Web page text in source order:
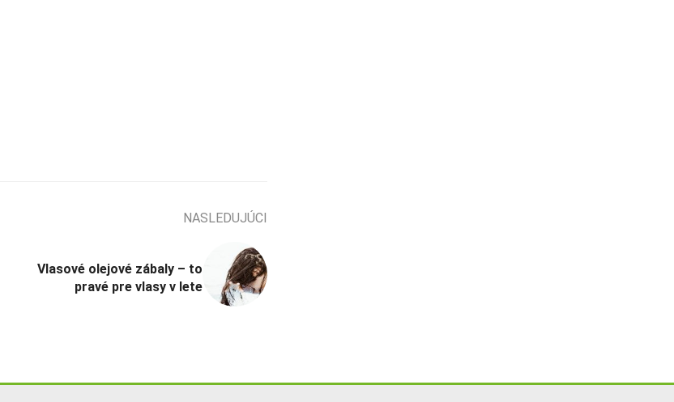
NASLEDUJÚCI
Vlasové olejové zábaly – to
pravé pre vlasy v lete